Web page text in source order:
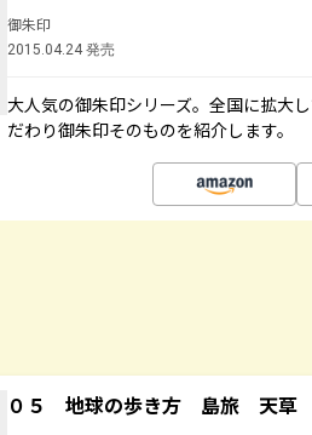
御朱印
2015.04.24 発売
大人気の御朱印シリーズ。全国に拡大
だわり御朱印そのものを紹介します。
０５ 地球の歩き方 島旅 天草